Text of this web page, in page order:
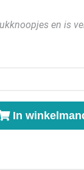
en is
In